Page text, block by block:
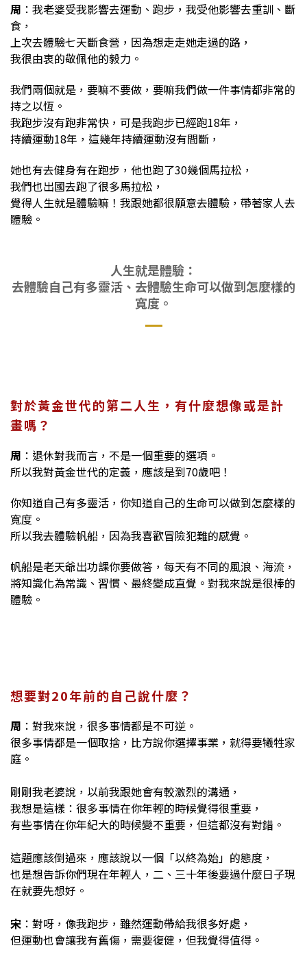
周 ：我老婆受我影響去運動、跑步，我受他影響去重訓、斷
食，
上次去體驗七天斷食營，因為想走走她走過的路，
我很由衷的敬佩他的毅力。
我們兩個就是，要嘛不要做，要嘛我們做一件事情都非常的
持之以恆。
我跑步沒有跑非常快，可是我跑步已經跑18年，
持續運動18年，這幾年持續運動沒有間斷，
她也有去健身有在跑步，他也跑了30幾個馬拉松，
我們也出國去跑了很多馬拉松，
覺得人生就是體驗嘛！我跟她都很願意去體驗，帶著家人去
體驗。
人生就是體驗：
去體驗自己有多靈活、去體驗生命可以做到怎麼樣的
寬度。
對於黃金世代的第二人生，有什麼想像或是計
畫嗎？
周 ：退休對我而言，不是一個重要的選項。
所以我對黃金世代的定義，應該是到70歲吧！
你知道自己有多靈活，你知道自己的生命可以做到怎麼樣的
寬度。
所以我去體驗帆船，因為我喜歡冒險犯難的感覺。
帆船是老天爺出功課你要做答，每天有不同的風浪、海流，
將知識化為常識、習慣、最終變成直覺。對我來說是很棒的
體驗。
想要對20年前的自己說什麼？
周 ：對我來說，很多事情都是不可逆。
很多事情都是一個取捨，比方說你選擇事業，就得要犧牲家
庭。
剛剛我老婆說，以前我跟她會有較激烈的溝通，
我想是這樣：很多事情在你年輕的時候覺得很重要，
有些事情在你年紀大的時候變不重要，但這都沒有對錯。
這題應該倒過來，應該說以一個「以終為始」的態度，
也是想告訴你們現在年輕人，二、三十年後要過什麼日子現
在就要先想好。
宋 ：對呀，像我跑步，雖然運動帶給我很多好處，
但運動也會讓我有舊傷，需要復健，但我覺得值得。